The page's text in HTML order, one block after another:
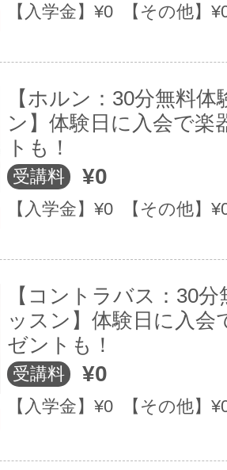
【入学金】¥0 【その他】
【ホルン：30分無料
ン】体験日に入会で楽
トも！
受講料 ¥0
【入学金】¥0 【その他】
【コントラバス：30
ッスン】体験日に入会
ゼントも！
受講料 ¥0
【入学金】¥0 【その他】